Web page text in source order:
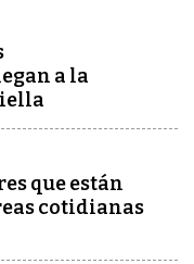
a la
que están
cotidianas